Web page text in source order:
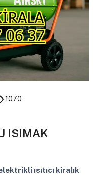
1070
ISIMAK
ısıtıcı kiralık